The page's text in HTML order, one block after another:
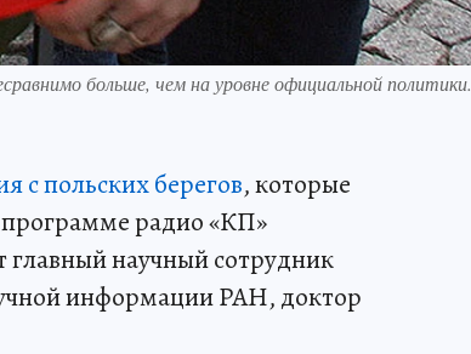
больше, чем на уровне официальной политики.
с польских берегов, которые
радио «КП»
главный научный сотрудник
информации РАН, доктор